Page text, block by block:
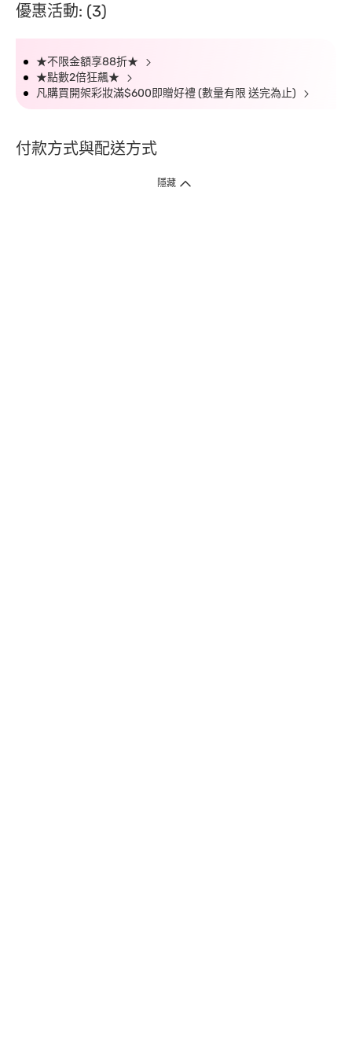
優惠活動: (3)
★不限金額享88折★
★點數2倍狂飆★
凡購買開架彩妝滿$600即贈好禮 (數量有限 送完為止)
付款方式與配送方式
隱藏